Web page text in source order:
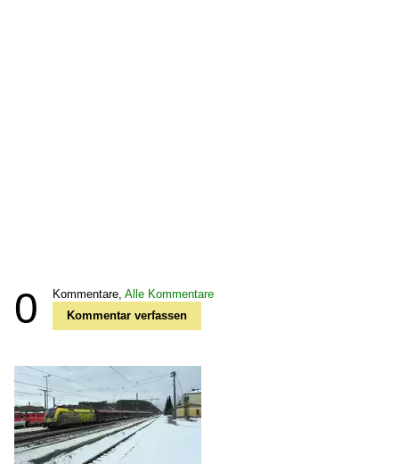
0 Kommentare, Alle Kommentare
Kommentar verfassen